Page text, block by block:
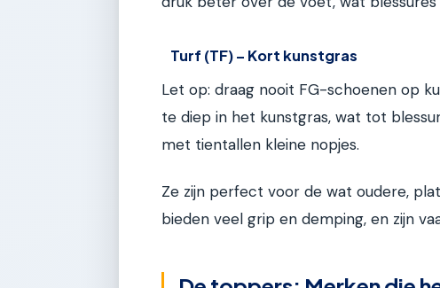
Turf (TF) – Kort kunstgras
Let op: draag nooit FG-schoenen op
te diep in het kunstgras, wat tot
met tientallen kleine nopjes.
Ze zijn perfect voor de wat oudere,
bieden veel grip en demping, en zijn